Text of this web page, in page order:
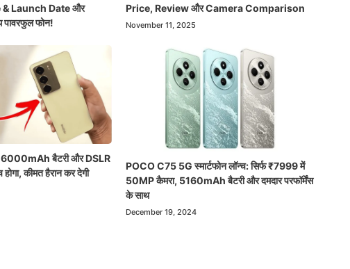
Launch Date और
पावरफुल फोन!
Price, Review और Camera Comparison
November 11, 2025
बैटरी और DSLR
कीमत हैरान कर देगी
POCO C75 5G स्मार्टफोन लॉन्च: सिर्फ ₹7999 में
50MP कैमरा, 5160mAh बैटरी और दमदार परफॉर्मेंस
के साथ
December 19, 2024